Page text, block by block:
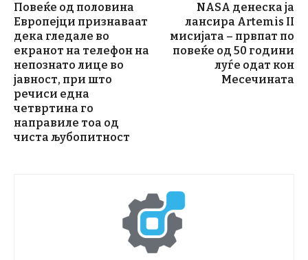
Повеќе од половина
Европејци признаваат
дека гледале во
екранот на телефон на
непознато лице во
јавност, при што
речиси една
четвртина го
направиле тоа од
чиста љубопитност
NASA денеска ја
лансира Artemis II
мисијата – првпат по
повеќе од 50 години
луѓе одат кон
Месечината